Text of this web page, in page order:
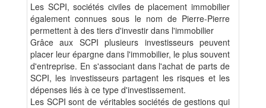
Les SCPI, sociétés civiles de placement immobilier
également connues sous le nom de Pierre-Pierre
permettent à des tiers d'investir dans l'immobilier
Grâce aux SCPI plusieurs investisseurs peuvent
placer leur épargne dans l'immobilier, le plus souvent
d'entreprise. En s'associant dans l'achat de parts de
SCPI, les investisseurs partagent les risques et les
dépenses liés à ce type d'investissement.
Les SCPI sont de véritables sociétés de gestions qui